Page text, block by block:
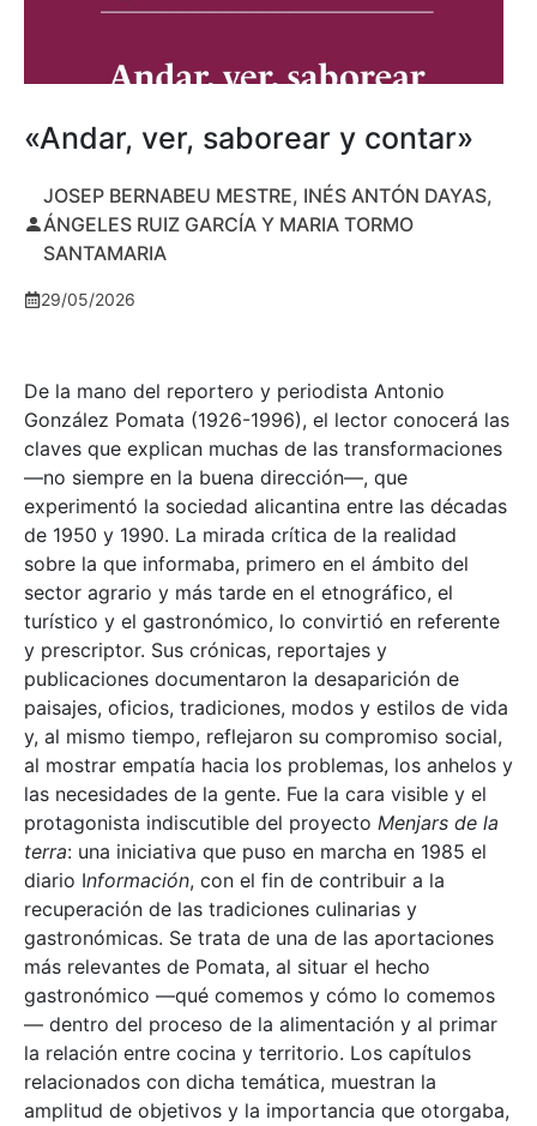
«Andar, ver, saborear y contar»
JOSEP BERNABEU MESTRE, INÉS ANTÓN DAYAS,
ÁNGELES RUIZ GARCÍA Y MARIA TORMO
SANTAMARIA
29/05/2026
De la mano del reportero y periodista Antonio
González Pomata (1926-1996), el lector conocerá las
claves que explican muchas de las transformaciones
—no siempre en la buena dirección—, que
experimentó la sociedad alicantina entre las décadas
de 1950 y 1990. La mirada crítica de la realidad
sobre la que informaba, primero en el ámbito del
sector agrario y más tarde en el etnográfico, el
turístico y el gastronómico, lo convirtió en referente
y prescriptor. Sus crónicas, reportajes y
publicaciones documentaron la desaparición de
paisajes, oficios, tradiciones, modos y estilos de vida
y, al mismo tiempo, reflejaron su compromiso social,
al mostrar empatía hacia los problemas, los anhelos y
las necesidades de la gente. Fue la cara visible y el
protagonista indiscutible del proyecto Menjars de la
terra: una iniciativa que puso en marcha en 1985 el
diario Información, con el fin de contribuir a la
recuperación de las tradiciones culinarias y
gastronómicas. Se trata de una de las aportaciones
más relevantes de Pomata, al situar el hecho
gastronómico —qué comemos y cómo lo comemos
— dentro del proceso de la alimentación y al primar
la relación entre cocina y territorio. Los capítulos
relacionados con dicha temática, muestran la
amplitud de objetivos y la importancia que otorgaba,